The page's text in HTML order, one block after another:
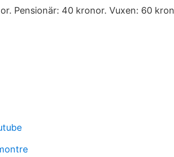
Pensionär: 40 kronor. Vuxen: 60